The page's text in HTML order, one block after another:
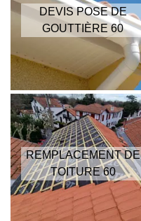
DEVIS POSE DE
GOUTTIÈRE 60
REMPLACEMENT DE
TOITURE 60